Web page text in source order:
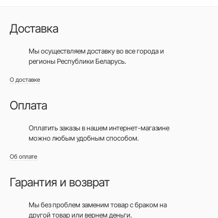
Доставка
Мы осуществляем доставку во все городаи
регионы Республики Беларусь.
О доставке
Оплата
Оплатить заказы в нашем интернет-магазине
можно любым удобным способом.
Об оплате
Гарантия и возврат
Мы без проблем заменим товар с браком на
другой товар или вернем деньги.